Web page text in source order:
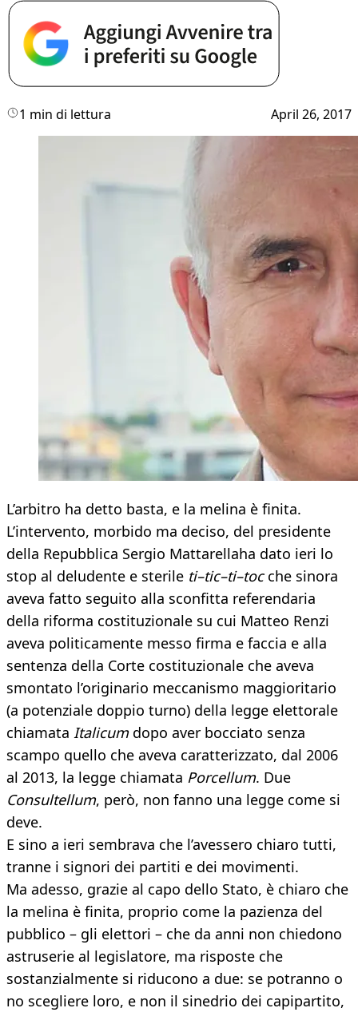
1 min di lettura April 26, 2017
L’arbitro ha detto basta, e la melina è finita.
L’intervento, morbido ma deciso, del presidente
della Repubblica Sergio Mattarellaha dato ieri lo
stop al deludente e sterile ti–tic–ti–tocche sinora
aveva fatto seguito alla sconfitta referendaria
della riforma costituzionale su cui Matteo Renzi
aveva politicamente messo firma e faccia e alla
sentenza della Corte costituzionale che aveva
smontato l’originario meccanismo maggioritario
(a potenziale doppio turno) della legge elettorale
chiamata Italicumdopo aver bocciato senza
scampo quello che aveva caratterizzato, dal 2006
al 2013, la legge chiamata Porcellum. Due
Consultellum, però, non fanno una legge come si
deve.
E sino a ieri sembrava che l’avessero chiaro tutti,
tranne i signori dei partiti e dei movimenti.
Ma adesso, grazie al capo dello Stato, è chiaro che
la melina è finita, proprio come la pazienza del
pubblico – gli elettori – che da anni non chiedono
astruserie al legislatore, ma risposte che
sostanzialmente si riducono a due: se potranno o
no scegliere loro, e non il sinedrio dei capipartito,